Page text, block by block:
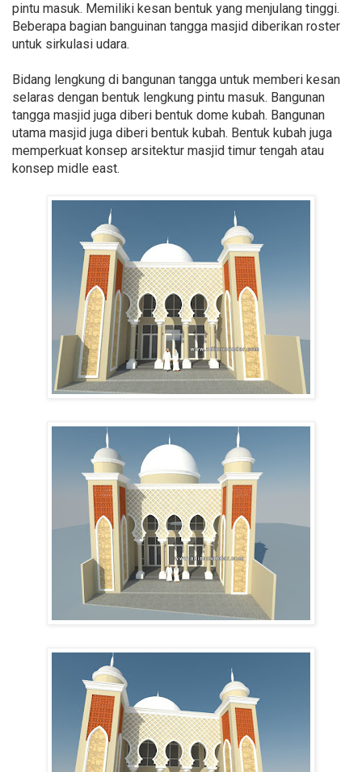
pintu masuk. Memiliki kesan bentuk yang menjulang tinggi.
Beberapa bagian banguinan tangga masjid diberikan roster
untuk sirkulasi udara.
Bidang lengkung di bangunan tangga untuk memberi kesan
selaras dengan bentuk lengkung pintu masuk. Bangunan
tangga masjid juga diberi bentuk dome kubah. Bangunan
utama masjid juga diberi bentuk kubah. Bentuk kubah juga
memperkuat konsep arsitektur masjid timur tengah atau
konsep midle east.